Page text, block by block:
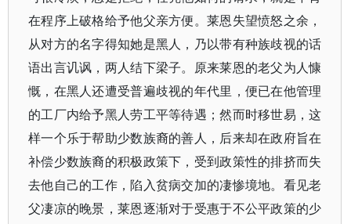
在程序上破格给予他父亲方便。 莱恩失望愤怒之余，
从对方的名字得知她是黑人，乃以带有种族歧视的话
语出言讥讽，两人结下梁子。原来莱恩的老父为人慷
慨，在黑人还遭受普遍歧视的年代里，便已在他管理
的工厂内给予黑人劳工平等待遇；然而时移世易，这
样一个乐于帮助少数族裔的善人，后来却在政府旨在
补偿少数族裔的积极政策下，受到政策性的排挤而失
去他自己的工作，陷入贫病交加的凄惨境地。看见老
父凄凉的晚景，莱恩逐渐对于受惠于不公平政策的少